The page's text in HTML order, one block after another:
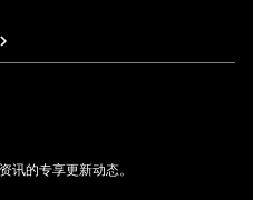
讯的专享更新动态。